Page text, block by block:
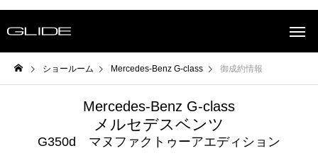
ショールーム Mercedes-Benz G-class 御成約情報
Mercedes-Benz G-class
メルセデスベンツ
G350d マヌファクトゥーアエディション